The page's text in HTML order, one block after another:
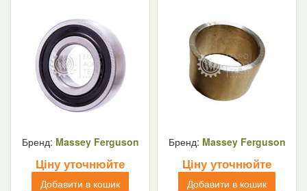
Бренд: Massey Ferguson
Ціну уточнюйте
Добавити в кошик
Бренд: Massey Ferguson
Ціну уточнюйте
Добавити в кошик